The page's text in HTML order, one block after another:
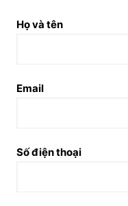
Họ và tên
Email
Số điện thoại